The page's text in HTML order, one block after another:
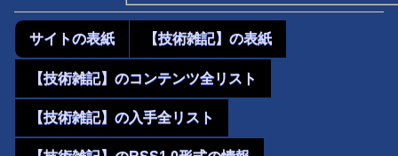
サイトの表紙 【技術雑記】の表紙
【技術雑記】のコンテンツ全リスト
【技術雑記】の入手全リスト